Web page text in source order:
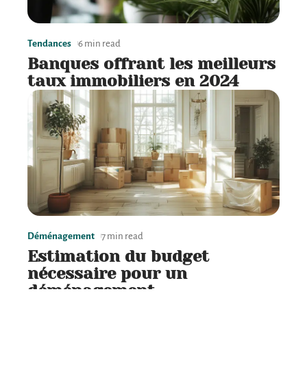
Tendances 6 min read
Banques offrant les meilleurs
taux immobiliers en 2024
Déménagement 7 min read
Estimation du budget
nécessaire pour un
déménagement